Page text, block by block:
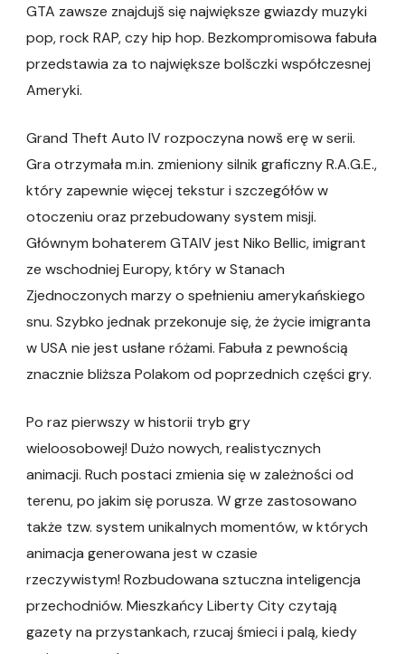
GTA zawsze znajdujš się największe gwiazdy muzyki
pop, rock RAP, czy hip hop. Bezkompromisowa fabuła
przedstawia za to największe bolšczki współczesnej
Ameryki.
Grand Theft Auto IV rozpoczyna nowš erę w serii.
Gra otrzymała m.in. zmieniony silnik graficzny R.A.G.E.,
który zapewnie więcej tekstur i szczegółów w
otoczeniu oraz przebudowany system misji.
Głównym bohaterem GTAIV jest Niko Bellic, imigrant
ze wschodniej Europy, który w Stanach
Zjednoczonych marzy o spełnieniu amerykańskiego
snu. Szybko jednak przekonuje się, że życie imigranta
w USA nie jest usłane różami. Fabuła z pewnością
znacznie bliższa Polakom od poprzednich części gry.
Po raz pierwszy w historii tryb gry
wieloosobowej! Dużo nowych, realistycznych
animacji. Ruch postaci zmienia się w zależności od
terenu, po jakim się porusza. W grze zastosowano
także tzw. system unikalnych momentów, w których
animacja generowana jest w czasie
rzeczywistym! Rozbudowana sztuczna inteligencja
przechodniów. Mieszkańcy Liberty City czytają
gazety na przystankach, rzucaj śmieci i palą, kiedy